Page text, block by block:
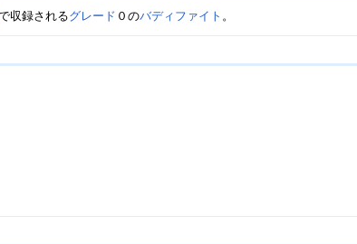
収録されるグレード ０のバディファイト 。